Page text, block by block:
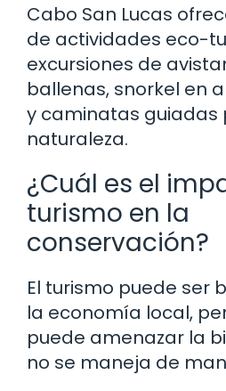
Cabo San Lucas
de actividades eco-
excursiones de
ballenas, snorkel en
y caminatas guiadas
naturaleza.
¿Cuál es el
turismo en la
conservación?
El turismo puede ser
la economía local,
puede amenazar la
no se maneja de